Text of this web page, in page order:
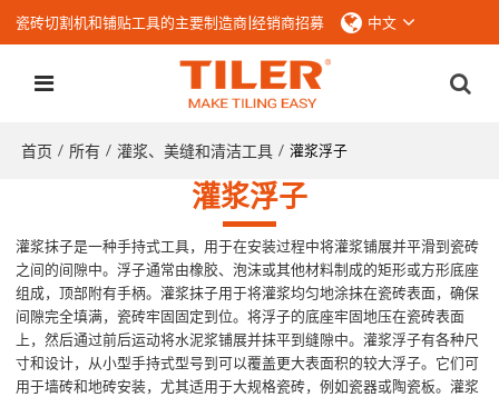
瓷砖切割机和铺贴工具的主要制造商|经销商招募 中文
首页 / 所有 / 灌浆、美缝和清洁工具 / 灌浆浮子
灌浆浮子
灌浆抹子是一种手持式工具，用于在安装过程中将灌浆铺展并平滑到瓷砖
之间的间隙中。浮子通常由橡胶、泡沫或其他材料制成的矩形或方形底座
组成，顶部附有手柄。灌浆抹子用于将灌浆均匀地涂抹在瓷砖表面，确保
间隙完全填满，瓷砖牢固固定到位。将浮子的底座牢固地压在瓷砖表面
上，然后通过前后运动将水泥浆铺展并抹平到缝隙中。灌浆浮子有各种尺
寸和设计，从小型手持式型号到可以覆盖更大表面积的较大浮子。它们可
用于墙砖和地砖安装，尤其适用于大规格瓷砖，例如瓷器或陶瓷板。灌浆